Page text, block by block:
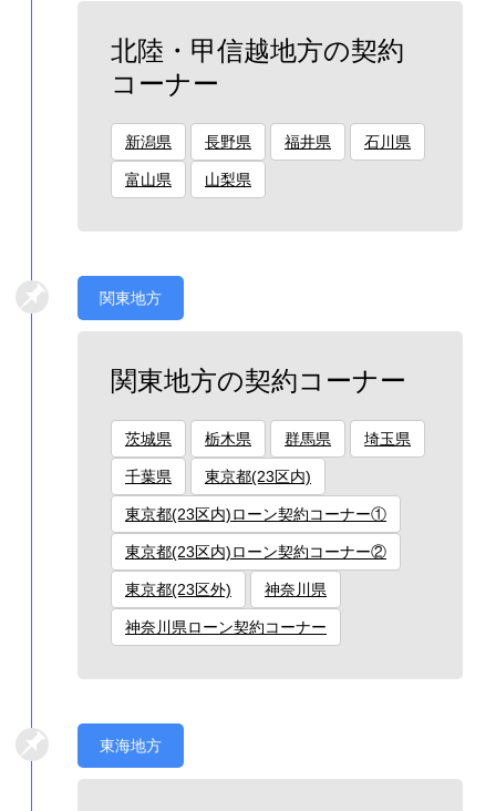
北陸・甲信越地方の契約
コーナー
新潟県 長野県 福井県 石川県
富山県 山梨県
関東地方
関東地方の契約コーナー
茨城県 栃木県 群馬県 埼玉県
千葉県 東京都(23区内)
東京都(23区内)ローン契約コーナー①
東京都(23区内)ローン契約コーナー②
東京都(23区外) 神奈川県
神奈川県ローン契約コーナー
東海地方